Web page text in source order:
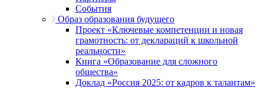
События
Образ образования будущего
Проект «Ключевые компетенции и новая
грамотность: от деклараций к школьной
реальности»
Книга «Образование для сложного
общества»
Доклад «Россия 2025: от кадров к талантам»